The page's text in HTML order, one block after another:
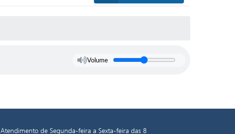
Volume
Atendimento de Segunda-feira a Sexta-feira das 8